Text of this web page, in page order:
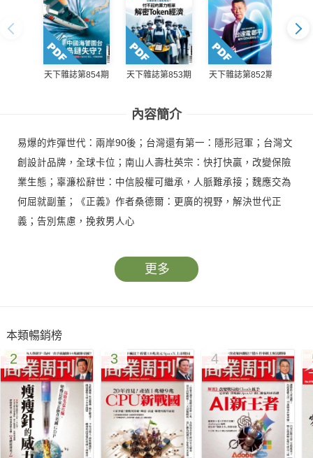
天下雜誌第854期 天下雜誌第853期 天下雜誌第852期
內容簡介
易爆的炸彈世代：兩岸90後；台灣還有第一：隱形冠軍；台灣文
創設計品牌，全球卡位；南山人壽杜英宗：快打快贏，改變保險
業生態；辜濂松辭世：中信股權可繼承，人脈難承接；魏應交為
何屈就副董；《正義》作者桑德爾：更廣的視野，解決世代正
義；告別焦慮，挽救男人心
更多
本類暢銷榜
2 3 4